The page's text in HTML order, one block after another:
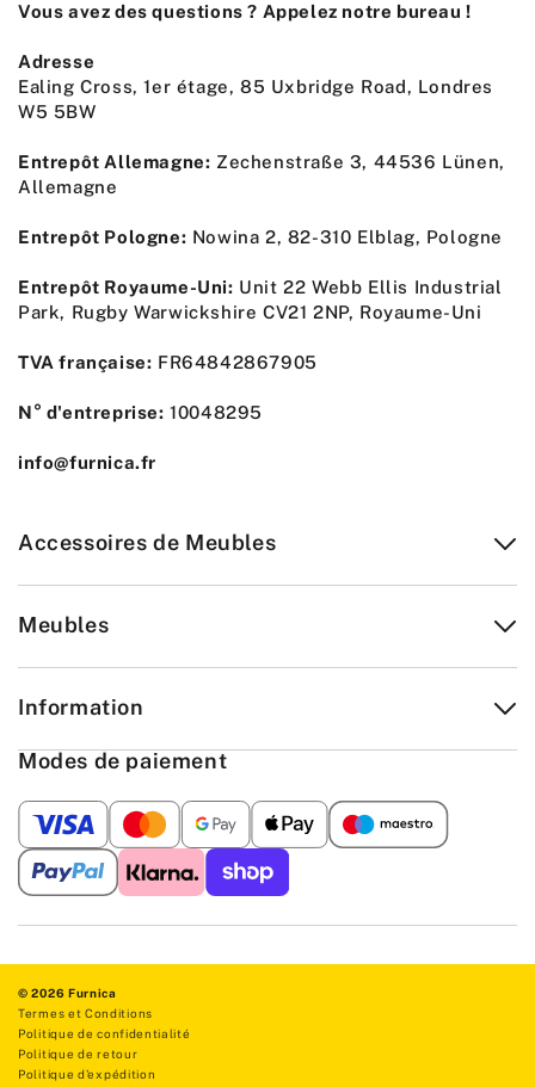
Vous avez des questions ? Appelez notre bureau !
Adresse
Ealing Cross, 1er étage, 85 Uxbridge Road, Londres
W5 5BW
Entrepôt Allemagne: Zechenstraße 3, 44536 Lünen,
Allemagne
Entrepôt Pologne: Nowina 2, 82-310 Elblag, Pologne
Entrepôt Royaume-Uni: Unit 22 Webb Ellis Industrial
Park, Rugby Warwickshire CV21 2NP, Royaume-Uni
TVA française: FR64842867905
N° d'entreprise: 10048295
info@furnica.fr
Accessoires de Meubles
Meubles
Information
Modes de paiement
© 2026 Furnica
Termes et Conditions
Politique de confidentialité
Politique de retour
Politique d'expédition